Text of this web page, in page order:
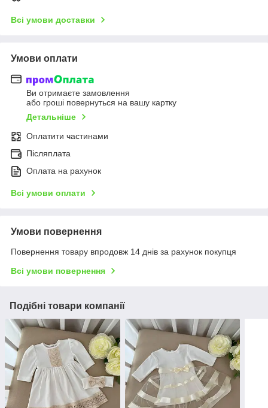
Всі умови доставки
Умови оплати
Ви отримаєте замовлення
або гроші повернуться на вашу картку
Детальніше
Оплатити частинами
Післяплата
Оплата на рахунок
Всі умови оплати
Умови повернення
Повернення товару впродовж 14 днів за рахунок покупця
Всі умови повернення
Подібні товари компанії